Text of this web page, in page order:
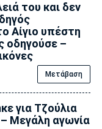
του και δεν
Αίγιο υπέστη
οδηγούσε –
Μετάβαση
για Τζούλια
Μεγάλη αγωνία